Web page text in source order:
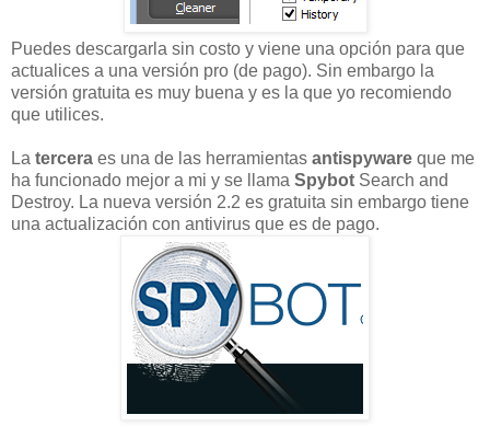
Puedes descargarla sin costo y viene una opción para que
actualices a una versión pro (de pago). Sin embargo la
versión gratuita es muy buena y es la que yo recomiendo
que utilices.
La tercera es una de las herramientas antispyware que me
ha funcionado mejor a mi y se llama Spybot Search and
Destroy. La nueva versión 2.2 es gratuita sin embargo tiene
una actualización con antivirus que es de pago.